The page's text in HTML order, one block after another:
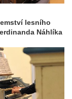
lesního
Náhlíka